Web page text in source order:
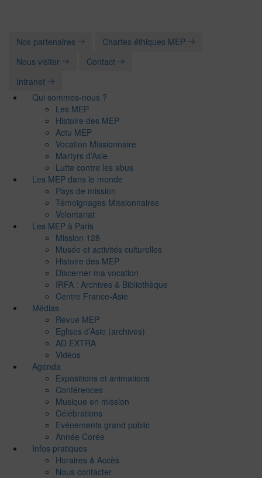
Nos partenaires
Chartes éthiques MEP
Nous visiter
Contact
Intranet
Qui sommes-nous ?
Les MEP
Histoire des MEP
Actu MEP
Vocation Missionnaire
Martyrs d’Asie
Lutte contre les abus
Les MEP dans le monde
Pays de mission
Témoignages Missionnaires
Volontariat
Les MEP à Paris
Mission 128
Musée et activités culturelles
Histoire des MEP
Discerner ma vocation
IRFA : Archives & Bibliothèque
Centre France-Asie
Médias
Revue MEP
Eglises d’Asie (archives)
AD EXTRA
Vidéos
Agenda
Expositions et animations
Conférences
Musique en mission
Célébrations
Evénements grand public
Année Corée
Infos pratiques
Horaires & Accès
Nous contacter